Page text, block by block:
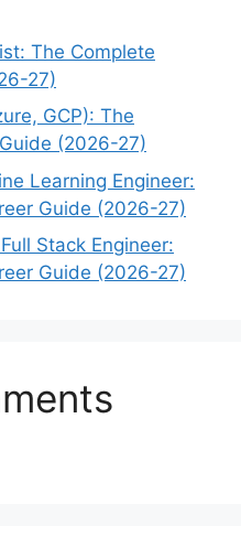
The Complete
27)
GCP): The
(2026-27)
Learning Engineer:
Guide (2026-27)
Stack Engineer:
Guide (2026-27)